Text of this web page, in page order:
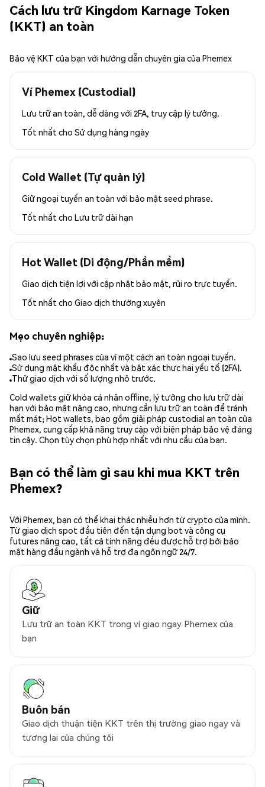
Cách lưu trữ Kingdom Karnage Token
(KKT) an toàn
Bảo vệ KKT của bạn với hướng dẫn chuyên gia của Phemex
Ví Phemex (Custodial)
Lưu trữ an toàn, dễ dàng với 2FA, truy cập lý tưởng.
Tốt nhất cho Sử dụng hàng ngày
Cold Wallet (Tự quản lý)
Giữ ngoại tuyến an toàn với bảo mật seed phrase.
Tốt nhất cho Lưu trữ dài hạn
Hot Wallet (Di động/Phần mềm)
Giao dịch tiện lợi với cập nhật bảo mật, rủi ro trực tuyến.
Tốt nhất cho Giao dịch thường xuyên
Mẹo chuyên nghiệp:
Sao lưu seed phrases của ví một cách an toàn ngoại tuyến.
Sử dụng mật khẩu độc nhất và bật xác thực hai yếu tố (2FA).
Thử giao dịch với số lượng nhỏ trước.
Cold wallets giữ khóa cá nhân offline, lý tưởng cho lưu trữ dài
hạn với bảo mật nâng cao, nhưng cần lưu trữ an toàn để tránh
mất mát; Hot wallets, bao gồm giải pháp custodial an toàn của
Phemex, cung cấp khả năng truy cập với biện pháp bảo vệ đáng
tin cậy. Chọn tùy chọn phù hợp nhất với nhu cầu của bạn.
Bạn có thể làm gì sau khi mua KKT trên
Phemex?
Với Phemex, bạn có thể khai thác nhiều hơn từ crypto của mình.
Từ giao dịch spot đầu tiên đến tận dụng bot và công cụ
futures nâng cao, tất cả tính năng đều được hỗ trợ bởi bảo
mật hàng đầu ngành và hỗ trợ đa ngôn ngữ 24/7.
Giữ
Lưu trữ an toàn KKT trong ví giao ngay Phemex của
bạn
Buôn bán
Giao dịch thuận tiện KKT trên thị trường giao ngay và
tương lai của chúng tôi